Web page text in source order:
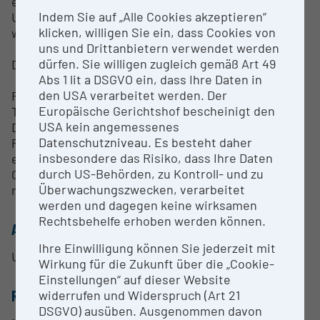
User-definable plate layout with increments of 8
wells provides run-to-run flexibility
Droplet Digital PCR Technology:
Flexible digital PCR chemistry — optimized for
TaqMan Hydrolysis Probe and EvaGreen Assays
Droplet partitioning by the QX200 Droplet Digital
PCR system reduces bias from amplification
efficiency and PCR inhibitors
Convenient assay design — standard curves are not
required
ANSPRECHPERSON
Univ.-Prof. Mag. Dr. Michael Traugott
RESEARCH SERVICES
Indem Sie auf „Alle Cookies akzeptieren“
klicken, willigen Sie ein, dass Cookies von
uns und Drittanbietern verwendet werden
dürfen. Sie willigen zugleich gemäß Art 49
Abs 1 lit a DSGVO ein, dass Ihre Daten in
den USA verarbeitet werden. Der
Europäische Gerichtshof bescheinigt den
USA kein angemessenes
Datenschutzniveau. Es besteht daher
insbesondere das Risiko, dass Ihre Daten
durch US-Behörden, zu Kontroll- und zu
Überwachungszwecken, verarbeitet
werden und dagegen keine wirksamen
Rechtsbehelfe erhoben werden können.
Ihre Einwilligung können Sie jederzeit mit
Wirkung für die Zukunft über die „Cookie-
Einstellungen“ auf dieser Website
widerrufen und Widerspruch (Art 21
DSGVO) ausüben. Ausgenommen davon